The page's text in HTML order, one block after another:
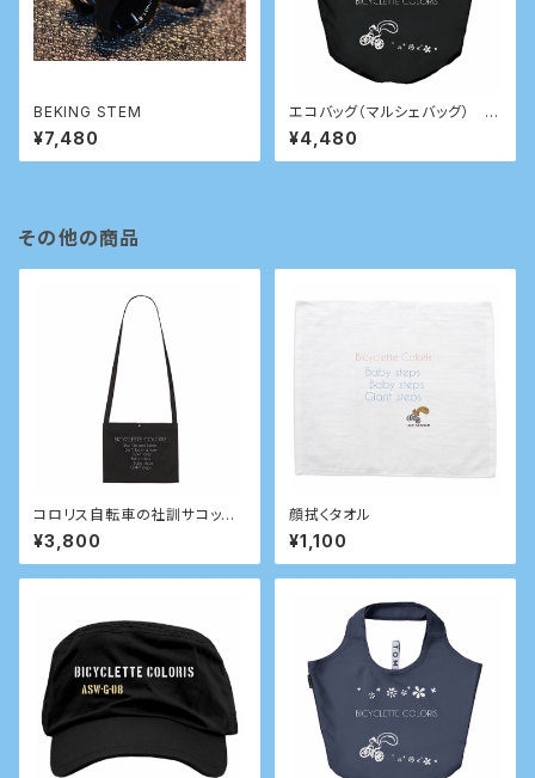
BEKING STEM
¥7,480
エコバッグ（マルシェバッグ） ブ
ラック
¥4,480
その他の商品
コロリス自転車の社訓サコッシ
ュ
¥3,800
顔拭くタオル
¥1,100